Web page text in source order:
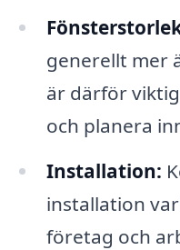
generellt mer
är därför
och planera
Installation:
installation
företag och